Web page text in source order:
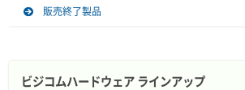
ビジコムハードウェア ラインアップ
販売終了製品